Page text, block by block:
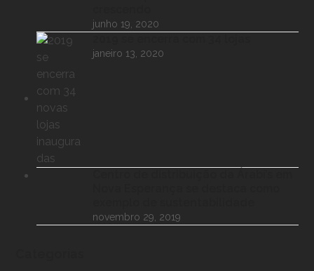
junho 19, 2020
janeiro 13, 2020
novembro 29, 2019